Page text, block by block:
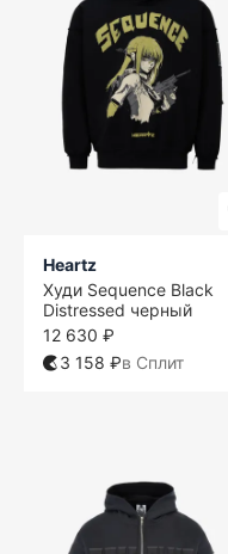
Heartz
Худи Sequence Black
Distressed черный
12 630 ₽
3 158 ₽в Сплит